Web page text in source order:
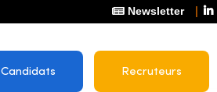
Newsletter
Candidats Recruteurs